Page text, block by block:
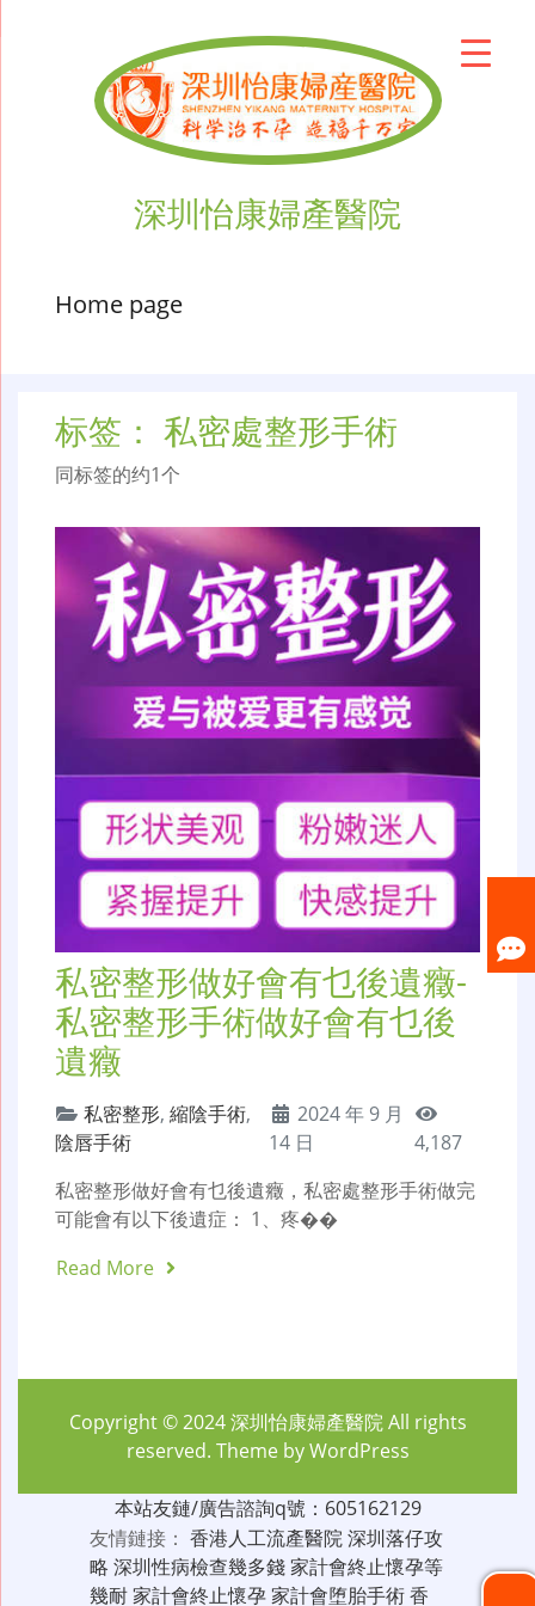
深圳怡康婦產醫院
Home page
标签： 私密處整形手術
同标签的约1个
私密整形做好會有乜後遺癥-
私密整形手術做好會有乜後
遺癥
私密整形, 縮陰手術,
陰唇手術
2024 年 9 月
14 日
4,187
私密整形做好會有乜後遺癥，私密處整形手術做完
可能會有以下後遺症： 1、疼��
Read More
Copyright © 2024深圳怡康婦產醫院All rights
reserved. Theme byWordPress
本站友鏈/廣告諮詢q號：605162129
友情鏈接： 香港人工流產醫院深圳落仔攻
略 深圳性病檢查幾多錢家計會終止懷孕等
幾耐家計會終止懷孕家計會堕胎手術香